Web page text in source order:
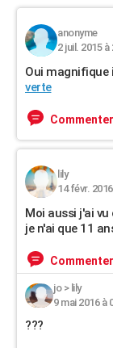
anonyme
2 juil. 2015 à
Oui magnifique
verte
Commenter
lily
14 févr.
Moi aussi j'ai
je n'ai que 11
Commenter
jo> lily
9 mai 2016 à
???